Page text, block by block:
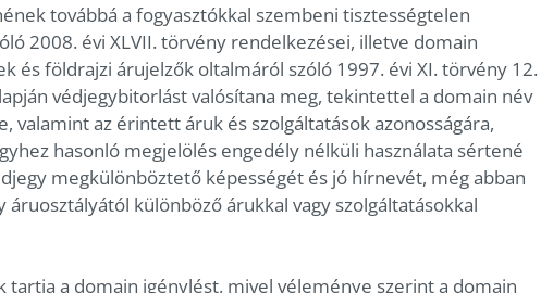
továbbá a fogyasztókkal szembeni tisztességtelen
2008. évi XLVII. törvény rendelkezései, illetve domain
és földrajzi árujelzők oltalmáról szóló 1997. évi XI. törvény 12.
védjegybitorlást valósítana meg, tekintettel a domain név
valamint az érintett áruk és szolgáltatások azonosságára,
hasonló megjelölés engedély nélküli használata sértené
megkülönböztető képességét és jó hírnevét, még abban
áruosztályától különböző árukkal vagy szolgáltatásokkal
tartja a domain igénylést, mivel véleménye szerint a domain